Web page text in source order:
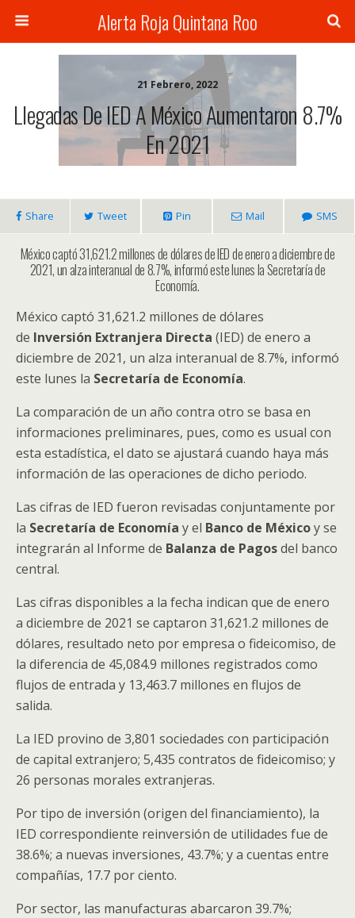
Alerta Roja Quintana Roo
21 Febrero, 2022
Llegadas De IED A México Aumentaron 8.7%
En 2021
Share Tweet Pin Mail SMS
México captó 31,621.2 millones de dólares de IED de enero a diciembre de
2021, un alza interanual de 8.7%, informó este lunes la Secretaría de
Economía.
México captó 31,621.2 millones de dólares
de Inversión Extranjera Directa (IED) de enero a
diciembre de 2021, un alza interanual de 8.7%, informó
este lunes la Secretaría de Economía.
La comparación de un año contra otro se basa en
informaciones preliminares, pues, como es usual con
esta estadística, el dato se ajustará cuando haya más
información de las operaciones de dicho periodo.
Las cifras de IED fueron revisadas conjuntamente por
la Secretaría de Economía y el Banco de Méxicoy se
integrarán al Informe de Balanza de Pagosdel banco
central.
Las cifras disponibles a la fecha indican que de enero
a diciembre de 2021 se captaron 31,621.2 millones de
dólares, resultado neto por empresa o fideicomiso, de
la diferencia de 45,084.9 millones registrados como
flujos de entrada y 13,463.7 millones en flujos de
salida.
La IED provino de 3,801 sociedades con participación
de capital extranjero; 5,435 contratos de fideicomiso; y
26 personas morales extranjeras.
Por tipo de inversión (origen del financiamiento), la
IED correspondiente reinversión de utilidades fue de
38.6%; a nuevas inversiones, 43.7%; y a cuentas entre
compañías, 17.7 por ciento.
Por sector, las manufacturas abarcaron 39.7%;